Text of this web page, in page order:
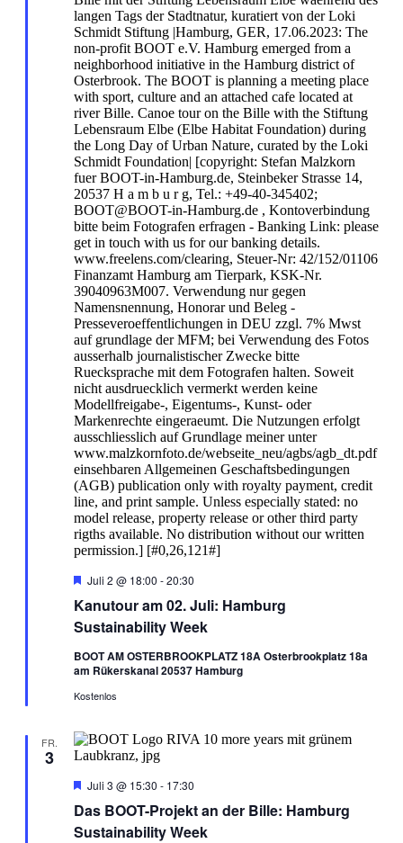
Kanutour am 02. Juli: Hamburg
Sustainability Week
Hervorgehoben
Juli 2 @ 18:00 -20:30
BOOT AM OSTERBROOKPLATZ 18A Osterbrookplatz 18a
am Rükerskanal 20537 Hamburg
Kostenlos
FR.
3
Das BOOT-Projekt an der Bille: Hamburg
Sustainability Week
Hervorgehoben
Juli 3 @ 15:30 - 17:30